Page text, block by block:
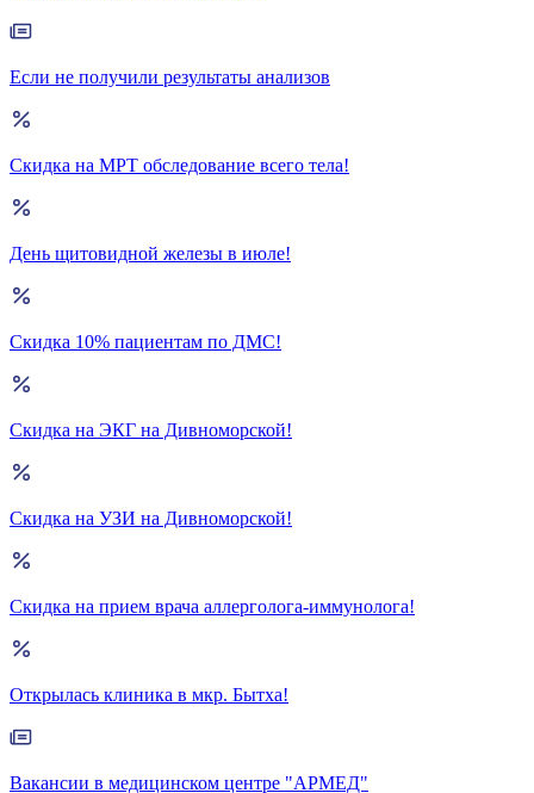
Если не получили результаты анализов
Скидка на МРТ обследование всего тела!
День щитовидной железы в июле!
Скидка 10% пациентам по ДМС!
Скидка на ЭКГ на Дивноморской!
Скидка на УЗИ на Дивноморской!
Скидка на прием врача аллерголога-иммунолога!
Открылась клиника в мкр. Бытха!
Вакансии в медицинском центре "АРМЕД"